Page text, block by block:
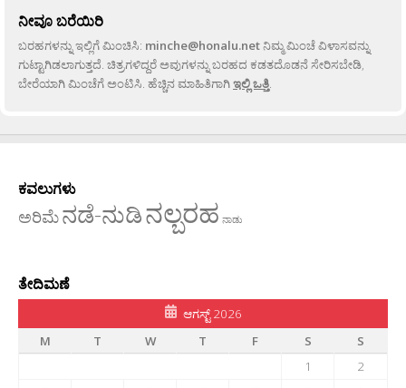
ನೀವೂ ಬರೆಯಿರಿ
ಬರಹಗಳನ್ನು ಇಲ್ಲಿಗೆ ಮಿಂಚಿಸಿ: minche@honalu.netನಿಮ್ಮ ಮಿಂಚೆ ವಿಳಾಸವನ್ನು
ಗುಟ್ಟಾಗಿಡಲಾಗುತ್ತದೆ. ಚಿತ್ರಗಳಿದ್ದರೆ ಅವುಗಳನ್ನು ಬರಹದ ಕಡತದೊಡನೆ ಸೇರಿಸಬೇಡಿ,
ಬೇರೆಯಾಗಿ ಮಿಂಚೆಗೆ ಅಂಟಿಸಿ. ಹೆಚ್ಚಿನ ಮಾಹಿತಿಗಾಗಿಇಲ್ಲಿ ಒತ್ತಿ.
ಕವಲುಗಳು
ಅರಿಮೆನಡೆ-ನುಡಿನಲ್ಬರಹ ನಾಡು
ತೇದಿಮಣೆ
ಆಗಸ್ಟ್ 2026
M
T W T F S
S
1
2